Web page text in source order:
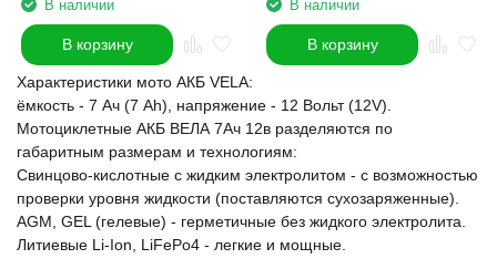
В наличии
В корзину
В наличии
В корзину
Характеристики мото АКБ VELA:
ёмкость - 7 Ач (7 Ah), напряжение - 12 Вольт (12V).
Мотоциклетные АКБ ВЕЛА 7Ач 12в разделяются по
габаритным размерам и технологиям:
Свинцово-кислотные с жидким электролитом - с возможностью
проверки уровня жидкости (поставляются сухозаряженные).
AGM, GEL (гелевые) - герметичные без жидкого электролита.
Литиевые Li-Ion, LiFePo4 - легкие и мощные.